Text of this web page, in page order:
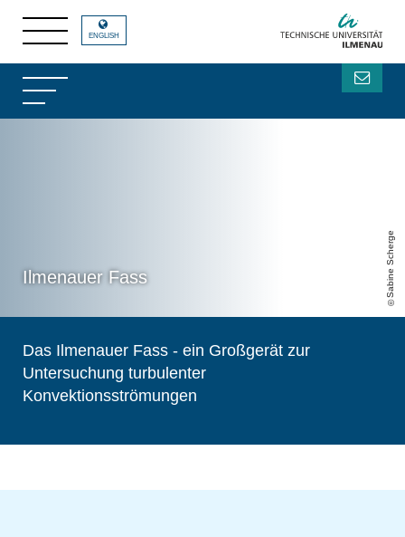
Ilmenauer Fass Sabine Scherge
ENGLISH
Das Ilmenauer Fass - ein Großgerät zur
Untersuchung turbulenter
Konvektionsströmungen